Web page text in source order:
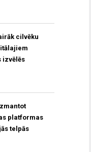
cilvēku
izvēlēs
platformas
telpās